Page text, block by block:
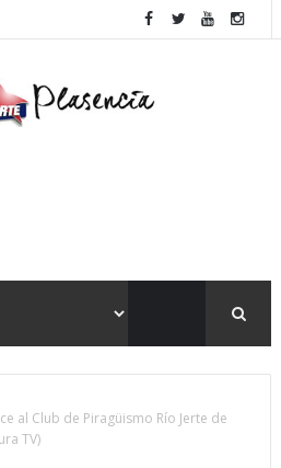
al Club de Piragüismo Río Jerte de
TV)